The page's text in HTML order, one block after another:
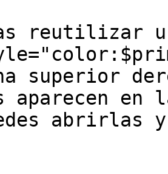
reutilizar
superior
aparecen
abrirlas